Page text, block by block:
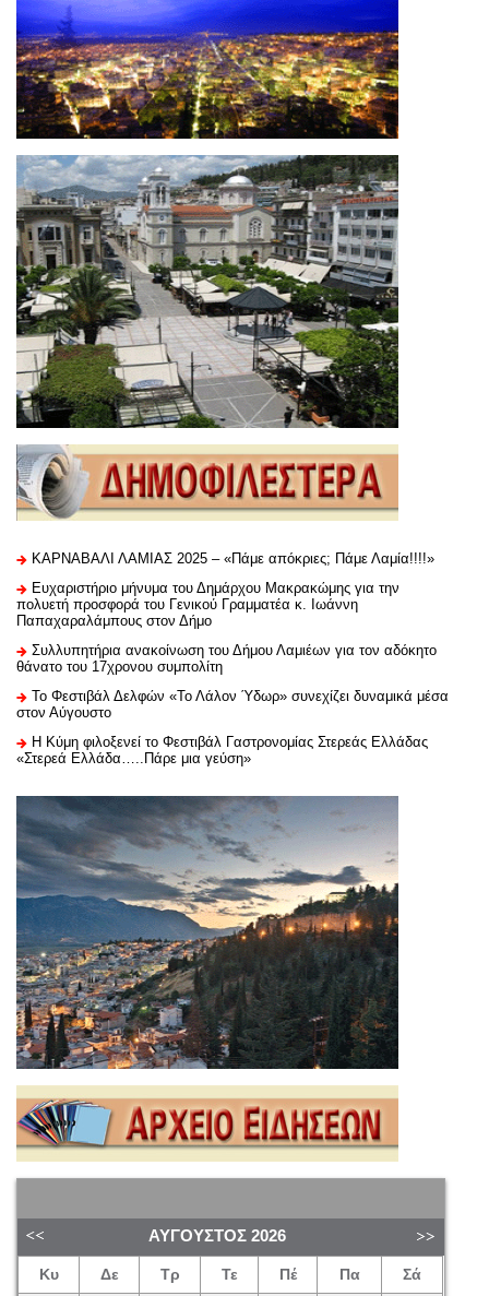
ΚΑΡΝΑΒΑΛΙ ΛΑΜΙΑΣ 2025 – «Πάμε απόκριες; Πάμε Λαμία!!!!»
Ευχαριστήριo μήνυμα του Δημάρχου Μακρακώμης για την
πολυετή προσφορά του Γενικού Γραμματέα κ. Ιωάννη
Παπαχαραλάμπους στον Δήμο
Συλλυπητήρια ανακοίνωση του Δήμου Λαμιέων για τον αδόκητο
θάνατο του 17χρονου συμπολίτη
Το Φεστιβάλ Δελφών «Το Λάλον Ύδωρ» συνεχίζει δυναμικά μέσα
στον Αύγουστο
Η Κύμη φιλοξενεί το Φεστιβάλ Γαστρονομίας Στερεάς Ελλάδας
«Στερεά Ελλάδα…..Πάρε μια γεύση»
ΑΎΓΟΥΣΤΟΣ 2026
Κυ Δε Τρ Τε Πέ Πα Σά